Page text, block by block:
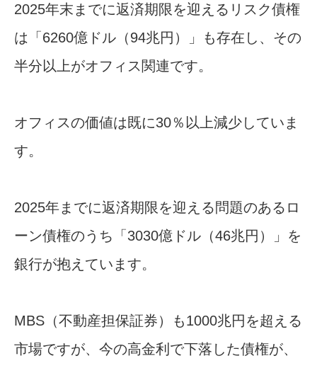
2025年末までに返済期限を迎えるリスク債権
は「6260億ドル（94兆円）」も存在し、その
半分以上がオフィス関連です。
オフィスの価値は既に30％以上減少していま
す。
2025年までに返済期限を迎える問題のあるロ
ーン債権のうち「3030億ドル（46兆円）」を
銀行が抱えています。
MBS（不動産担保証券）も1000兆円を超える
市場ですが、今の高金利で下落した債権が、